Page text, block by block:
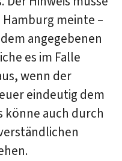
Hamburg meinte –
angegebenen
es im Falle
wenn der
eindeutig dem
könne auch durch